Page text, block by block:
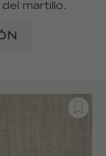
martillo.